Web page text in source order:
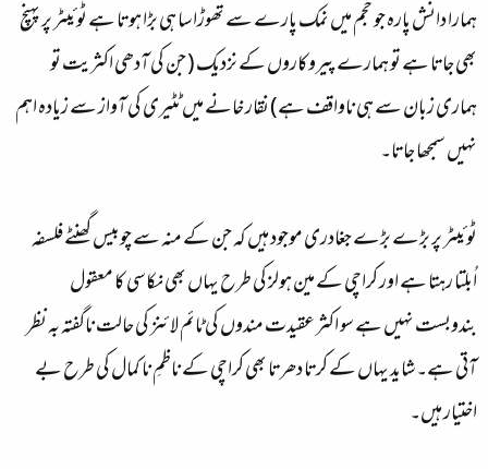
ہمارا دانش پارہ جو حجم میں نمک پارے سے تھوڑا سا ہی بڑا ہوتا ہے ٹوئیٹر پر پہنچ
بھی جاتا ہے تو ہمارے پیروکاروں کے نزدیک ( جن کی آدھی اکثریت تو
ہماری زبان سے ہی ناواقف ہے) نقار خانے میں ٹٹیری کی آواز سے زیادہ اہم
نہیں سمجھا جاتا۔
ٹوئیٹر پر بڑے بڑے جغادری موجود ہیں کہ جن کے منہ سے چوبیس گھنٹے فلسفہ
اُبلتا رہتا ہے اور کراچی کے مین ہولز کی طرح یہاں بھی نکاسی کا معقول
بندوبست نہیں ہے سو اکثر عقیدت مندوں کی ٹائم لائنز کی حالت ناگفتہ بہ نظر
آتی ہے۔ شاید یہاں کے کرتا دھرتا بھی کراچی کے ناظمِ نا کمال کی طرح بے
اختیار ہیں۔